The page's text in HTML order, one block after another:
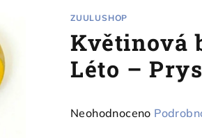
ZUULUSHOP
Květinová
Léto –
Průměrné
Neohodnoceno